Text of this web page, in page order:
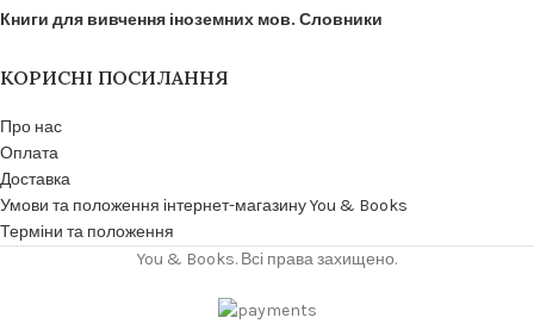
Книги для вивчення іноземних мов. Словники
КОРИСНІ ПОСИЛАННЯ
Про нас
Оплата
Доставка
Умови та положення інтернет-магазину You & Books
Терміни та положення
You & Books. Всі права захищено.